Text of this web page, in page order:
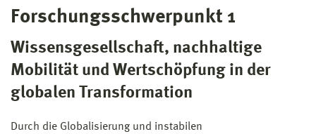
Forschungsschwerpunkt 1
Wissensgesellschaft, nachhaltige
Mobilität und Wertschöpfung in der
globalen Transformation
Durch die Globalisierung und instabilen